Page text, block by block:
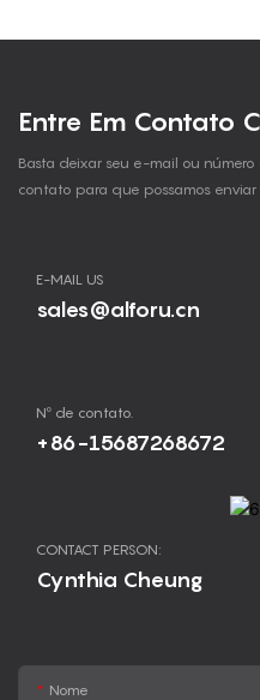
Entre Em Contato
Basta deixar seu e-mail ou
contato para que possamos
E-MAIL US
sales@alforu.cn
Nº de contato.
+86-15687268672
CONTACT PERSON:
Cynthia Cheung
Nome